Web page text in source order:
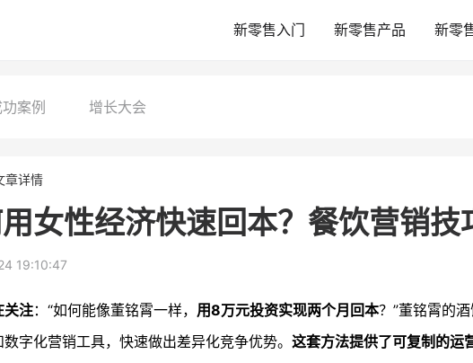
新零售入门 新零售产品 新零
案例 增长大会
章详情
女性经济快速回本？餐饮营销技
19:10:47
关注：“如何能像董铭霄一样， 用8万元投资实现两个月回本？”董铭霄的
字化营销工具，快速做出差异化竞争优势。 这套方法提供了可复制的运